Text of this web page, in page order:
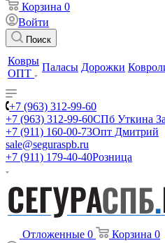
Корзина 0
Войти
Поиск
Ковры
ОПТ
Паласы Дорожки
+7 (963) 312-99-60
+7 (963) 312-99-60СПб Уткина
+7 (911) 160-00-73Опт Дмитрий
sale@seguraspb.ru
+7 (911) 179-40-40Розница
Отложенные 0 Корзина 0